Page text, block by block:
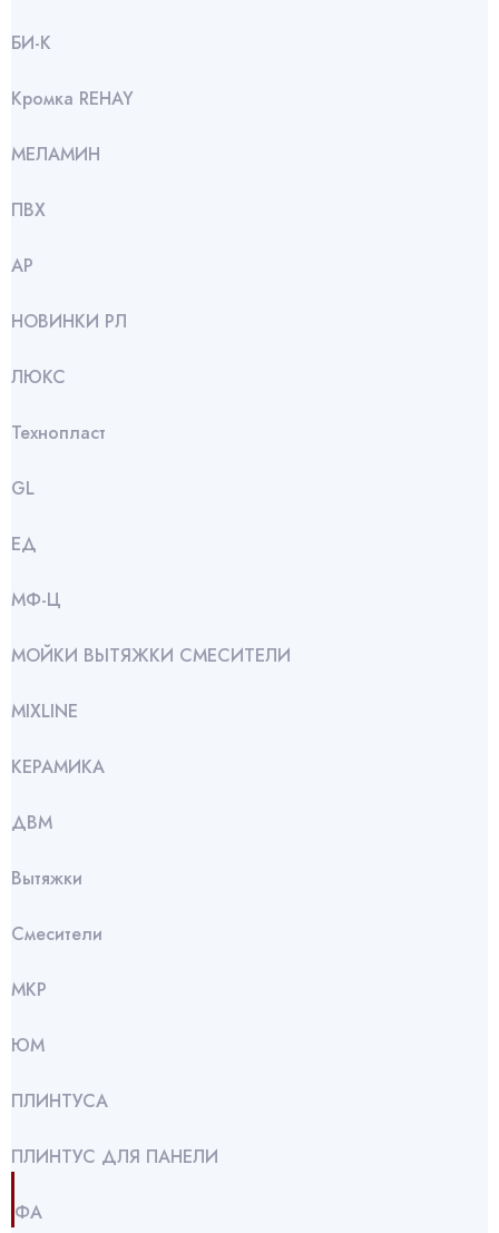
БИ-К
Кромка REHAY
МЕЛАМИН
ПВХ
АР
НОВИНКИ РЛ
ЛЮКС
Технопласт
GL
ЕД
МФ-Ц
МОЙКИ ВЫТЯЖКИ СМЕСИТЕЛИ
МIXLINE
КЕРАМИКА
ДВМ
Вытяжки
Смесители
МКР
ЮМ
ПЛИНТУСА
ПЛИНТУС ДЛЯ ПАНЕЛИ
ФА